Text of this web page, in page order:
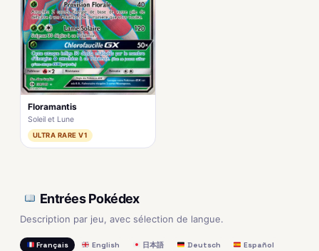
Floramantis
Soleil et Lune
ULTRA RARE V1
Entrées Pokédex
Description par jeu, avec sélection de langue.
Français English 日本語 Deutsch
Español